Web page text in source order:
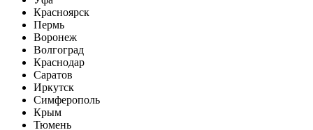
Красноярск
Пермь
Воронеж
Волгоград
Краснодар
Саратов
Иркутск
Симферополь
Крым
Тюмень